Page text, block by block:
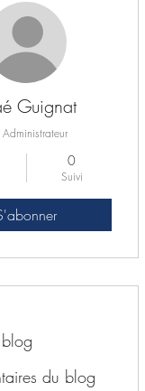
Guignat
Administrateur
0
Suivi
du blog